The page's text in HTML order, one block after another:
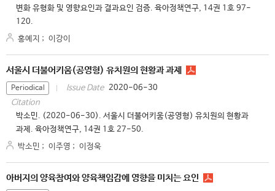
변화 유형화 및 영향요인과 결과요인 검증. 육아정책연구, 14권 1호 97-
120.
홍예지 ; 이강이
서울시 더불어키움(공영형) 유치원의 현황과 과제
Periodical Issue Date 2020-06-30
Citation
박소민. (2020-06-30). 서울시 더불어키움(공영형) 유치원의 현황과
과제. 육아정책연구, 14권 1호 27-50.
박소민 ; 이주영 ; 이정욱
아버지의 양육참여와 양육책임감에 영향을 미치는 요인